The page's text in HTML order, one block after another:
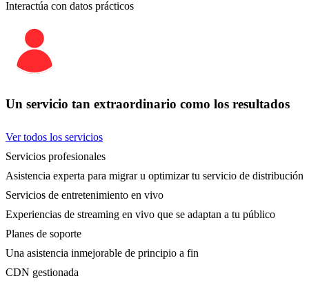
Interactúa con datos prácticos
Un servicio tan extraordinario como los resultados
Ver todos los servicios
Servicios profesionales
Asistencia experta para migrar u optimizar tu servicio de distribución
Servicios de entretenimiento en vivo
Experiencias de streaming en vivo que se adaptan a tu público
Planes de soporte
Una asistencia inmejorable de principio a fin
CDN gestionada